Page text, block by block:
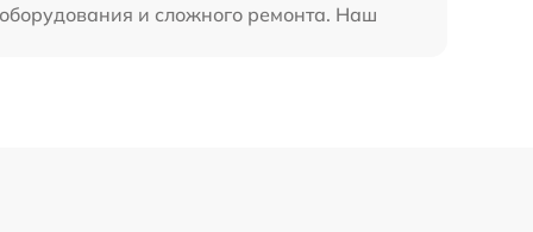
и сложного ремонта. Наш